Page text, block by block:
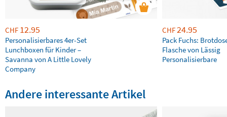
CHF 12.95
Personalisierbares 4er-Set
Lunchboxen für Kinder –
Savanna von A Little Lovely
Company
CHF24.95
Pack Fuchs:
Flasche von Lässig
Personalisierbare
Andere interessante Artikel